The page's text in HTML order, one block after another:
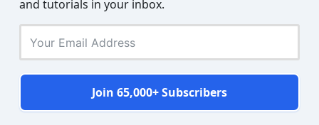
and tutorials in your inbox.
Join 65,000+ Subscribers